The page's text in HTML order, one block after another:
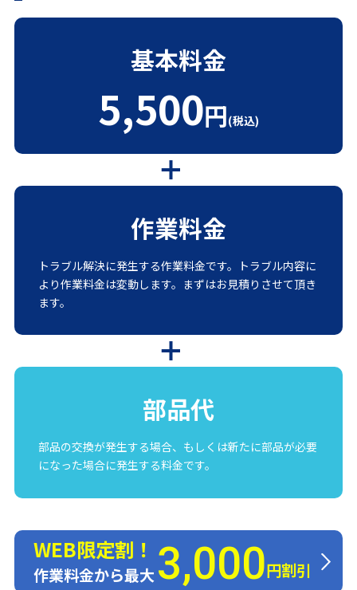
基本料金
5,500円(税込)
作業料金
トラブル解決に発生する作業料金です。トラブル内容に
より作業料金は変動します。まずはお見積りさせて頂き
ます。
部品代
部品の交換が発生する場合、もしくは新たに部品が必要
になった場合に発生する料金です。
WEB限定割！
作業料金から最大3,000円割引